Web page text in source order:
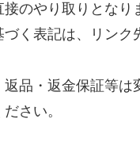
のやり取りとなり
く表記は、リンク
品・返金保証等
さい。